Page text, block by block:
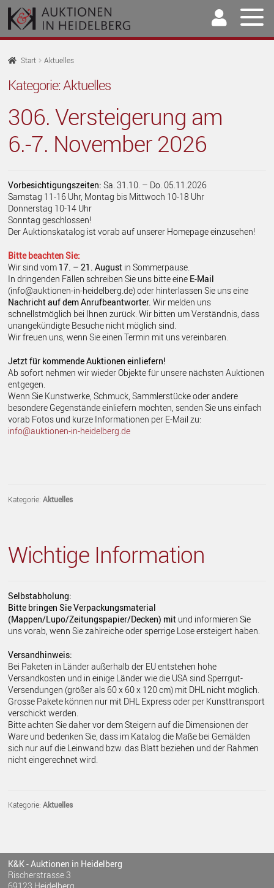
Zur
Navigation
springen
Springe
zum
Inhalt
Home
Auktionen
Kaufen & Verkaufen
Archiv
Kontakt
Start Aktuelles
Kategorie:Aktuelles
306. Versteigerung am
6.-7. November 2026
Vorbesichtigungszeiten: Sa. 31.10. – Do. 05.11.2026
Samstag 11-16 Uhr, Montag bis Mittwoch 10-18 Uhr
Donnerstag 10-14 Uhr
Sonntag geschlossen!
Der Auktionskatalog ist vorab auf unserer Homepage einzusehen!
Bitte beachten Sie:
Wir sind vom 17. – 21. August in Sommerpause.
In dringenden Fällen schreiben Sie uns bitte eine E-Mail
(info@auktionen-in-heidelberg.de) oder hinterlassen Sie uns eine
Nachricht auf dem Anrufbeantworter. Wir melden uns
schnellstmöglich bei Ihnen zurück. Wir bitten um Verständnis, dass
unangekündigte Besuche nicht möglich sind.
Wir freuen uns, wenn Sie einen Termin mit uns vereinbaren.
Jetzt für kommende Auktionen einliefern!
Ab sofort nehmen wir wieder Objekte für unsere nächsten Auktionen
entgegen.
Wenn Sie Kunstwerke, Schmuck, Sammlerstücke oder andere
besondere Gegenstände einliefern möchten, senden Sie uns einfach
vorab Fotos und kurze Informationen per E-Mail zu:
info@auktionen-in-heidelberg.de
Kategorie:Aktuelles
Wichtige Information
Selbstabholung:
Bitte bringen Sie Verpackungsmaterial
(Mappen/Lupo/Zeitungspapier/Decken) mit und informieren Sie
uns vorab, wenn Sie zahlreiche oder sperrige Lose ersteigert haben.
Versandhinweis:
Bei Paketen in Länder außerhalb der EU entstehen hohe
Versandkosten und in einige Länder wie die USA sind Sperrgut-
Versendungen (größer als 60 x 60 x 120 cm) mit DHL nicht möglich.
Grosse Pakete können nur mit DHL Express oder per Kunsttransport
verschickt werden.
Bitte achten Sie daher vor dem Steigern auf die Dimensionen der
Ware und bedenken Sie, dass im Katalog die Maße bei Gemälden
sich nur auf die Leinwand bzw. das Blatt beziehen und der Rahmen
nicht eingerechnet wird.
Kategorie:Aktuelles
K&K - Auktionen in Heidelberg
Rischerstrasse 3